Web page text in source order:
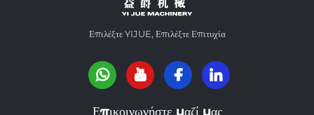
Επιλέξτε YIJUE, Επιλέξτε Επιτυχία
Επικοινωνήστε μαζί μας